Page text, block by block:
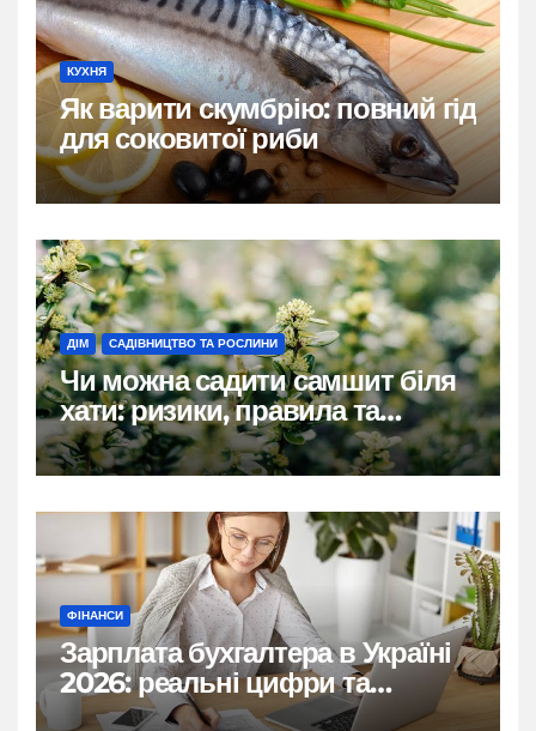
КУХНЯ
Як варити скумбрію: повний гід
для соковитої риби
ДІМ САДІВНИЦТВО ТА РОСЛИНИ
Чи можна садити самшит біля
хати: ризики, правила та
практичні рішення
ФІНАНСИ
Зарплата бухгалтера в Україні
2026: реальні цифри та
нюанси